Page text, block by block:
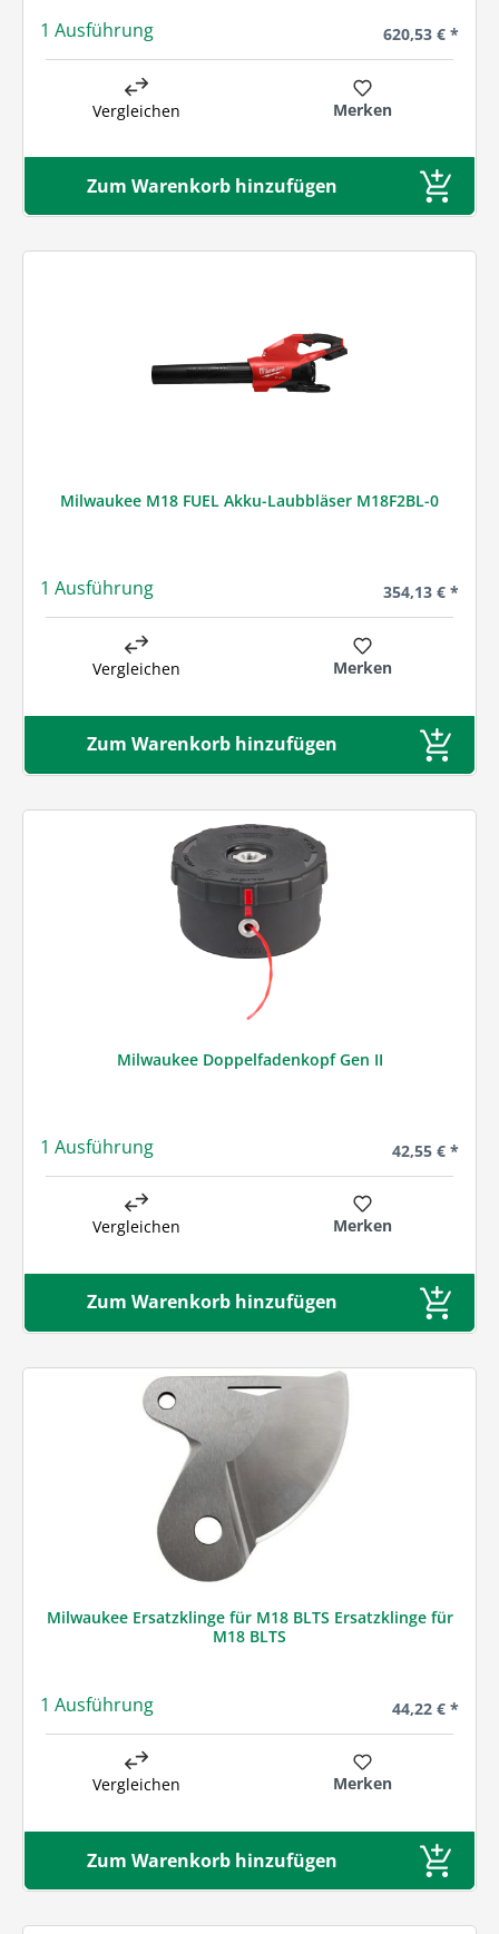
1 Ausführung Regulärer
620,53 € *
Vergleichen Merken
Zum Warenkorb hinzufügen
Milwaukee M18 FUEL Akku-Laubbläser M18F2BL-0
1 Ausführung Regulärer
354,13 € *
Vergleichen Merken
Zum Warenkorb hinzufügen
Milwaukee Doppelfadenkopf Gen II
1 Ausführung Regulärer
42,55 € *
Vergleichen Merken
Zum Warenkorb hinzufügen
Milwaukee Ersatzklinge für M18 BLTS Ersatzklinge für
M18 BLTS
1 Ausführung Regulärer
44,22 € *
Vergleichen Merken
Zum Warenkorb hinzufügen